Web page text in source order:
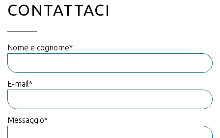
CONTATTACI
Nome e cognome*
E-mail*
Messaggio*